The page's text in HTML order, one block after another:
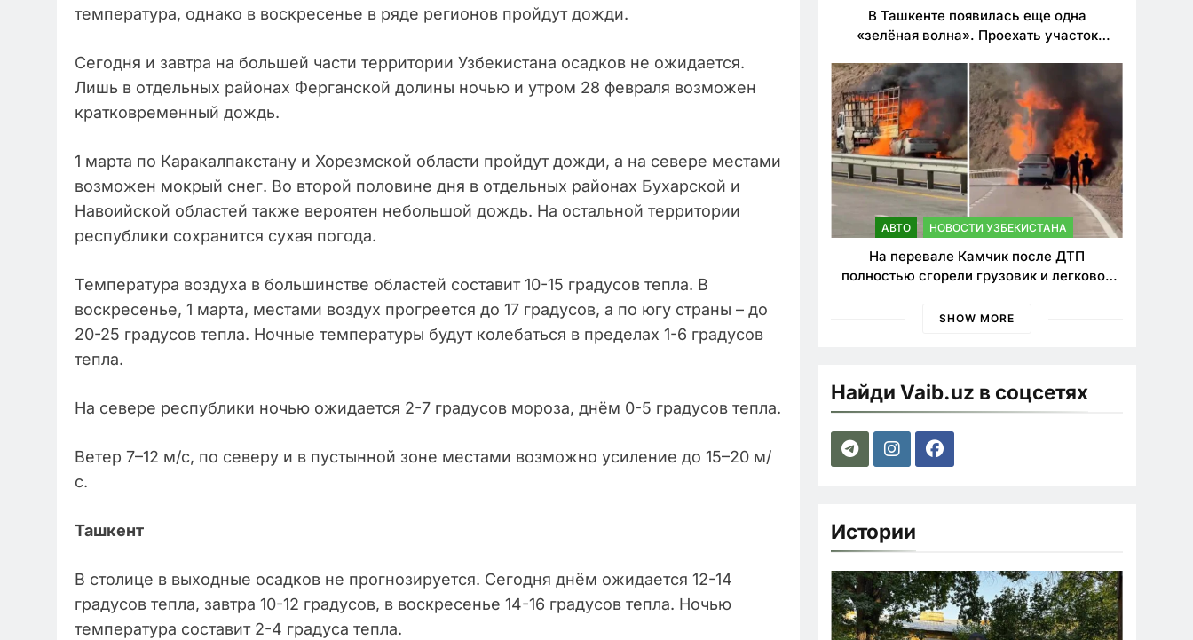
температура, однако в воскресенье в ряде регионов пройдут дожди.
Сегодня и завтра на большей части территории Узбекистана осадков не ожидается.
Лишь в отдельных районах Ферганской долины ночью и утром 28 февраля возможен
кратковременный дождь.
1 марта по Каракалпакстану и Хорезмской области пройдут дожди, а на севере местами
возможен мокрый снег. Во второй половине дня в отдельных районах Бухарской и
Навоийской областей также вероятен небольшой дождь. На остальной территории
республики сохранится сухая погода.
Температура воздуха в большинстве областей составит 10-15 градусов тепла. В
воскресенье, 1 марта, местами воздух прогреется до 17 градусов, а по югу страны – до
20-25 градусов тепла. Ночные температуры будут колебаться в пределах 1-6 градусов
тепла.
На севере республики ночью ожидается 2-7 градусов мороза, днём 0-5 градусов тепла.
Ветер 7–12 м/с, по северу и в пустынной зоне местами возможно усиление до 15–20 м/
с.
Ташкент
В столице в выходные осадков не прогнозируется. Сегодня днём ожидается 12-14
градусов тепла, завтра 10-12 градусов, в воскресенье 14-16 градусов тепла. Ночью
температура составит 2-4 градуса тепла.
В Ташкенте появилась еще одна
«зелёная волна». Проехать участок
АВТО НОВОСТИ УЗБЕКИСТАНА
На перевале Камчик после ДТП
полностью сгорели грузовик и легковой
SHOW MORE
Найди Vaib.uz в соцсетях
Истории